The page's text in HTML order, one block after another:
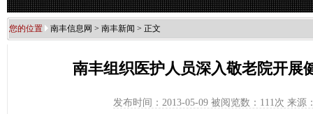
您的位置 南丰信息网 > 南丰新闻 > 正文
南丰组织医护人员深入敬老院开展
发布时间：2013-05-09 被阅览数： 111次 来源